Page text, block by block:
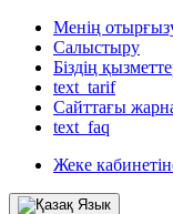
Менің
Салыстыру
Біздің
text_tarif
Сайттағы
text_faq
Жеке
Язык